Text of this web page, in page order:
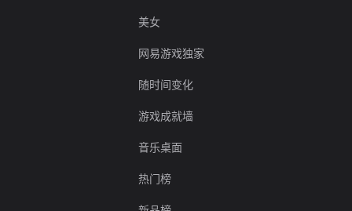
美女
网易游戏独家
随时间变化
游戏成就墙
音乐桌面
热门榜